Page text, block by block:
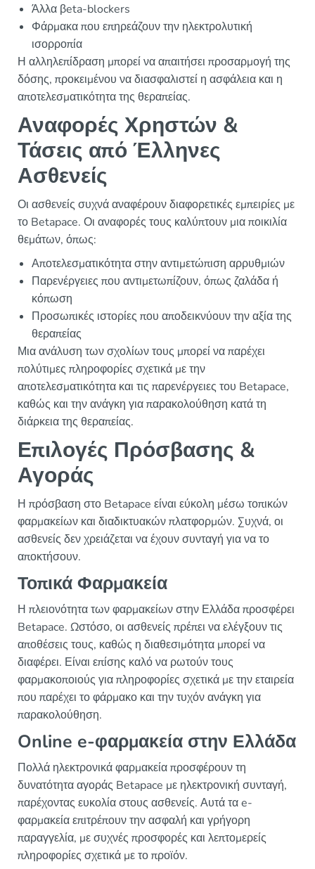
Άλλα βeta-blockers
Φάρμακα που επηρεάζουν την ηλεκτρολυτική
ισορροπία
Η αλληλεπίδραση μπορεί να απαιτήσει προσαρμογή της
δόσης, προκειμένου να διασφαλιστεί η ασφάλεια και η
αποτελεσματικότητα της θεραπείας.
Αναφορές Χρηστών &
Τάσεις από Έλληνες
Ασθενείς
Οι ασθενείς συχνά αναφέρουν διαφορετικές εμπειρίες με
το Betapace. Οι αναφορές τους καλύπτουν μια ποικιλία
θεμάτων, όπως:
Αποτελεσματικότητα στην αντιμετώπιση αρρυθμιών
Παρενέργειες που αντιμετωπίζουν, όπως ζαλάδα ή
κόπωση
Προσωπικές ιστορίες που αποδεικνύουν την αξία της
θεραπείας
Μια ανάλυση των σχολίων τους μπορεί να παρέχει
πολύτιμες πληροφορίες σχετικά με την
αποτελεσματικότητα και τις παρενέργειες του Betapace,
καθώς και την ανάγκη για παρακολούθηση κατά τη
διάρκεια της θεραπείας.
Επιλογές Πρόσβασης &
Αγοράς
Η πρόσβαση στο Betapace είναι εύκολη μέσω τοπικών
φαρμακείων και διαδικτυακών πλατφορμών. Συχνά, οι
ασθενείς δεν χρειάζεται να έχουν συνταγή για να το
αποκτήσουν.
Τοπικά Φαρμακεία
Η πλειονότητα των φαρμακείων στην Ελλάδα προσφέρει
Betapace. Ωστόσο, οι ασθενείς πρέπει να ελέγξουν τις
αποθέσεις τους, καθώς η διαθεσιμότητα μπορεί να
διαφέρει. Είναι επίσης καλό να ρωτούν τους
φαρμακοποιούς για πληροφορίες σχετικά με την εταιρεία
που παρέχει το φάρμακο και την τυχόν ανάγκη για
παρακολούθηση.
Online e-φαρμακεία στην Ελλάδα
Πολλά ηλεκτρονικά φαρμακεία προσφέρουν τη
δυνατότητα αγοράς Betapace με ηλεκτρονική συνταγή,
παρέχοντας ευκολία στους ασθενείς. Αυτά τα e-
φαρμακεία επιτρέπουν την ασφαλή και γρήγορη
παραγγελία, με συχνές προσφορές και λεπτομερείς
πληροφορίες σχετικά με το προϊόν.